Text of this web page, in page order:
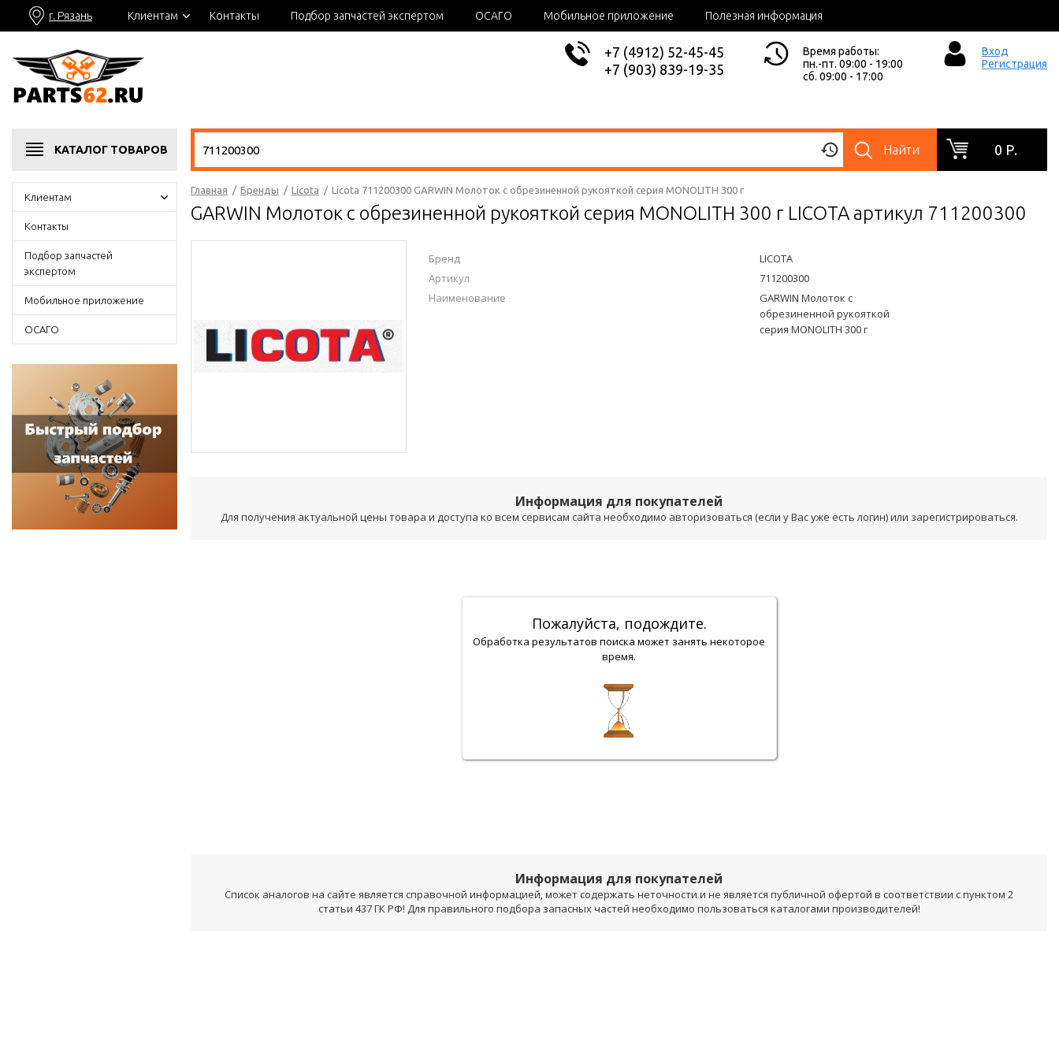
г. Рязань Клиентам Контакты Подбор запчастей экспертом ОСАГО Мобильное приложение Полезная информация
+7 (4912) 52-45-45
+7 (903) 839-19-35
Время работы:
пн.-пт. 09:00 - 19:00
сб. 09:00 - 17:00
Вход
Регистрация
КАТАЛОГ ТОВАРОВ Найти 0 Р.
Клиентам
Контакты
Подбор запчастей
экспертом
Мобильное приложение
ОСАГО
Главная / Бренды / Licota / Licota 711200300 GARWIN Молоток с обрезиненной рукояткой серия MONOLITH 300 г
GARWIN Молоток с обрезиненной рукояткой серия MONOLITH 300 г LICOTA артикул 711200300
Бренд
LICOTA
Артикул
711200300
Наименование
GARWIN Молоток с
обрезиненной рукояткой
серия MONOLITH 300 г
Информация для покупателей
Для получения актуальной цены товара и доступа ко всем сервисам сайта необходимо авторизоваться (если у Вас уже есть логин) или зарегистрироваться.
Пожалуйста, подождите.
Обработка результатов поиска может занять некоторое
время.
Информация для покупателей
Список аналогов на сайте является справочной информацией, может содержать неточности и не является публичной офертой в соответствии с пунктом 2
статьи 437 ГК РФ! Для правильного подбора запасных частей необходимо пользоваться каталогами производителей!